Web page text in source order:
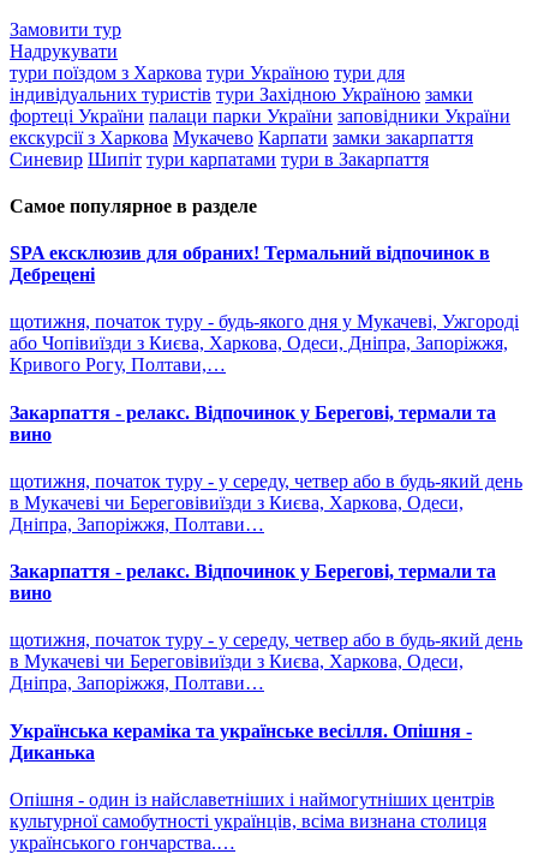
Замовити тур
Надрукувати
тури поїздом з Харкова тури Україною тури для
індивідуальних туристів тури Західною Україною замки
фортеці України палаци парки України заповідники України
екскурсії з Харкова Мукачево Карпати замки закарпаття
Синевир Шипіт тури карпатами тури в Закарпаття
Самое популярное в разделе
SPA ексклюзив для обраних! Термальний відпочинок в
Дебрецені
щотижня, початок туру - будь-якого дня у Мукачеві, Ужгороді
або Чопівиїзди з Києва, Харкова, Одеси, Дніпра, Запоріжжя,
Кривого Рогу, Полтави,…
Закарпаття - релакс. Відпочинок у Берегові, термали та
вино
щотижня, початок туру - у середу, четвер або в будь-який день
в Мукачеві чи Береговівиїзди з Києва, Харкова, Одеси,
Дніпра, Запоріжжя, Полтави…
Закарпаття - релакс. Відпочинок у Берегові, термали та
вино
щотижня, початок туру - у середу, четвер або в будь-який день
в Мукачеві чи Береговівиїзди з Києва, Харкова, Одеси,
Дніпра, Запоріжжя, Полтави…
Українська кераміка та українське весілля. Опішня -
Диканька
Опішня - один із найславетніших і наймогутніших центрів
культурної самобутності українців, всіма визнана столиця
українського гончарства.…